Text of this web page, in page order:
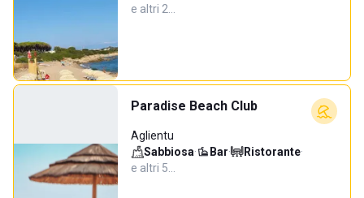
e altri 2…
Paradise Beach Club
Aglientu
Sabbiosa· Bar· Ristorante·
e altri 5…